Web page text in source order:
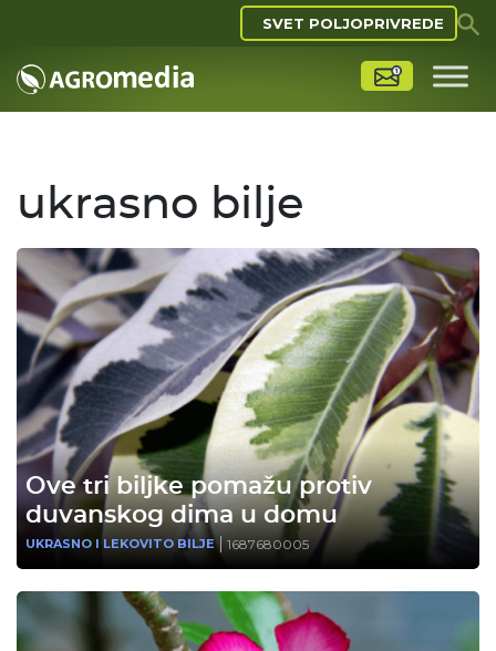
SVET POLJOPRIVREDE
ukrasno bilje
Ove tri biljke pomažu protiv
duvanskog dima u domu
UKRASNO I LEKOVITO BILJE 1687680005